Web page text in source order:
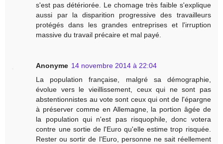
s'est pas détériorée. Le chomage très faible s'explique
aussi par la disparition progressive des travailleurs
protégés dans les grandes entreprises et l'irruption
massive du travail précaire et mal payé.
Anonyme 14 novembre 2014 à 22:04
La population française, malgré sa démographie,
évolue vers le vieillissement, ceux qui ne sont pas
abstentionnistes au vote sont ceux qui ont de l'épargne
à préserver comme en Allemagne, la portion âgée de
la population qui n'est pas risquophile, donc votera
contre une sortie de l'Euro qu'elle estime trop risquée.
Rester ou sortir de l'Euro, personne ne sait réellement